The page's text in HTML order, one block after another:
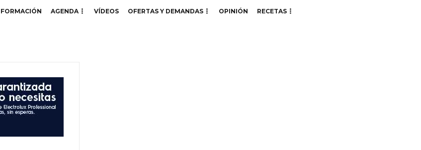
FORMACIÓN AGENDA VÍDEOS OFERTAS Y DEMANDAS OPINIÓN RECETAS